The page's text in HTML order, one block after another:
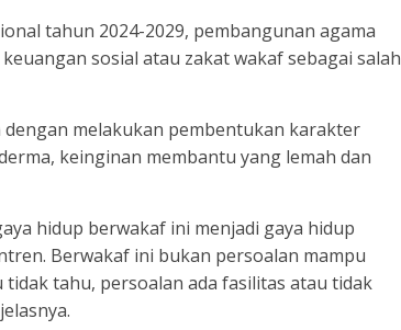
tahun 2024-2029, pembangunan agama
sosial atau zakat wakaf sebagai salah
melakukan pembentukan karakter
keinginan membantu yang lemah dan
hidup berwakaf ini menjadi gaya hidup
Berwakaf ini bukan persoalan mampu
tahu, persoalan ada fasilitas atau tidak